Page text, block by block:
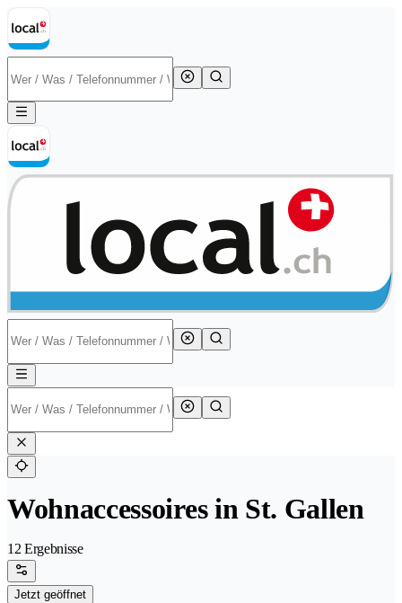
Wohnaccessoires in St. Gallen
12 Ergebnisse
Jetzt geöffnet